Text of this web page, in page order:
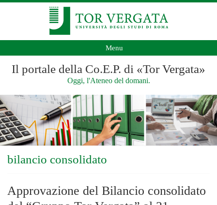
Menu
Il portale della Co.E.P. di «Tor Vergata»
Oggi, l'Ateneo del domani.
bilancio consolidato
Approvazione del Bilancio consolidato